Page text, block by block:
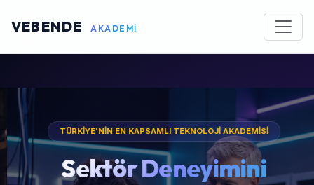
VEBENDE AKADEMİ
TÜRKİYE'NİN EN KAPSAMLI TEKNOLOJİ AKADEMİSİ
Sektör Deneyimini